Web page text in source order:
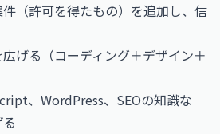
（許可を得たもの）を追加し、信
げる（コーディング＋デザイン＋
、WordPress、SEOの知識な